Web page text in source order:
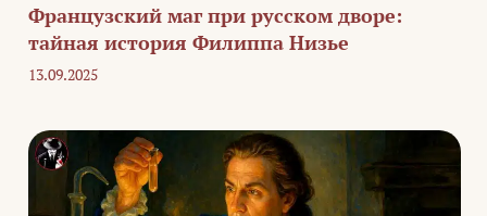
Французский маг при русском дворе:
тайная история Филиппа Низье
13.09.2025